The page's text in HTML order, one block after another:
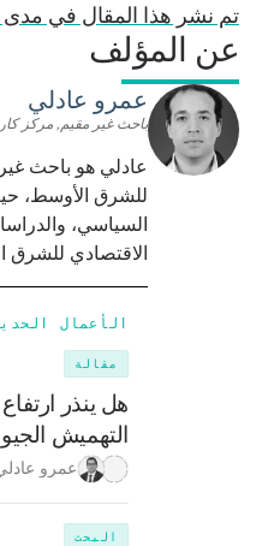
تم نشر هذا المقال في
عن المؤلف
عمرو عادلي
باحث غير مقيم, مركز
عادلي هو باحث
للشرق الأوسط،
السياسي،
الاقتصادي
الأعمال
مقالة
هل ينذر
التهميش
عمرو
البحث